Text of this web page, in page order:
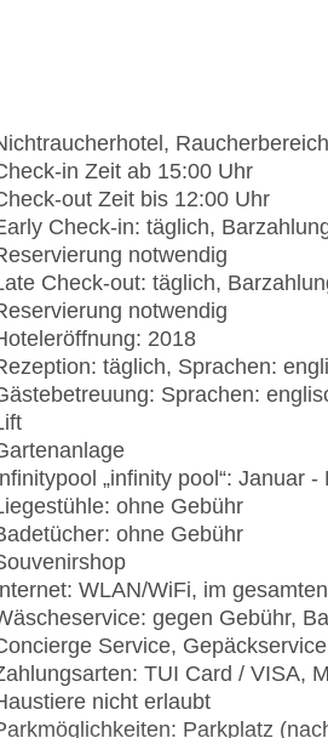
Raucherbereich
in Zeit ab 15:00 Uhr
out Zeit bis 12:00 Uhr
Check-in: täglich,
notwendig
Check-out: täglich,
notwendig
2018
täglich, Sprachen:
Sprachen:
„infinity pool“: Januar
ohne Gebühr
ohne Gebühr
WLAN/WiFi, im
gegen Gebühr,
Service, Gepäckservice
TUI Card / VISA,
nicht erlaubt
Parkplatz